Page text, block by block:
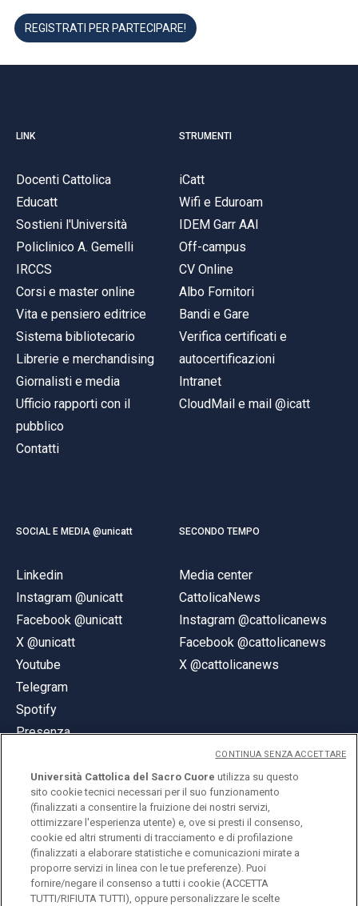
REGISTRATI PER PARTECIPARE!
LINK
Docenti Cattolica
Educatt
Sostieni l'Università
Policlinico A. Gemelli
IRCCS
Corsi e master online
Vita e pensiero editrice
Sistema bibliotecario
Librerie e merchandising
Giornalisti e media
Ufficio rapporti con il
pubblico
Contatti
STRUMENTI
iCatt
Wifi e Eduroam
IDEM Garr AAI
Off-campus
CV Online
Albo Fornitori
Bandi e Gare
Verifica certificati e
autocertificazioni
Intranet
CloudMail e mail @icatt
SOCIAL E MEDIA @unicatt
Linkedin
Instagram @unicatt
Facebook @unicatt
X @unicatt
Youtube
Telegram
Spotify
Presenza
SECONDO TEMPO
Media center
CattolicaNews
Instagram @cattolicanews
Facebook @cattolicanews
X @cattolicanews
© Università Cattolica del Sacro Cuore
Largo A. Gemelli 1, 20123 Milano
PI 02133120150
Università Cattolica del Sacro Cuore utilizza su questo
sito cookie tecnici necessari per il suo funzionamento
(finalizzati a consentire la fruizione dei nostri servizi,
ottimizzare l'esperienza utente) e, ove si presti il consenso,
cookie ed altri strumenti di tracciamento e di profilazione
(finalizzati a elaborare statistiche e comunicazioni mirate a
proporre servizi in linea con le tue preferenze). Puoi
fornire/negare il consenso a tutti i cookie (ACCETTA
TUTTI/RIFIUTA TUTTI), oppure personalizzare le scelte
CONTINUA SENZA ACCETTARE